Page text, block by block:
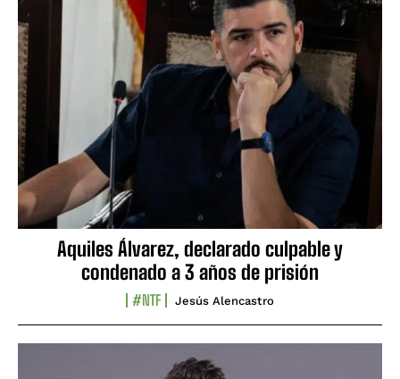
Aquiles Álvarez, declarado culpable y
condenado a 3 años de prisión
#NTF Jesús Alencastro